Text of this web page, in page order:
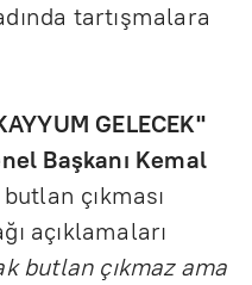
tartışmalara
GELECEK"
Başkanı Kemal
çıkması
açıklamaları
butlan çıkmaz ama